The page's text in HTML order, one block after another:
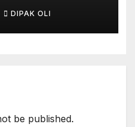
उत्पादक किसान र
सम्बन्धी
DIPAK OLI
be published.